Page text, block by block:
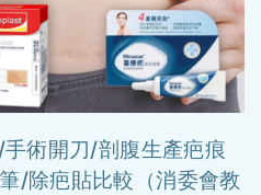
術開刀/剖腹生產疤痕
/除疤貼比較（消委會教